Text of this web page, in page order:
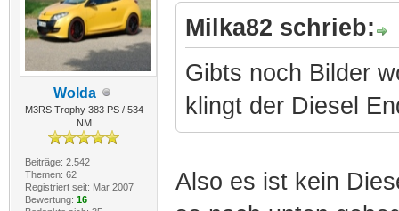
Wolda
M3RS Trophy 383 PS / 534
NM
Beiträge: 2.542
Themen: 62
Registriert seit: Mar 2007
Bewertung: 16
Milka82 schrieb:
Gibts noch Bilder
klingt der Diesel
Also es ist kein